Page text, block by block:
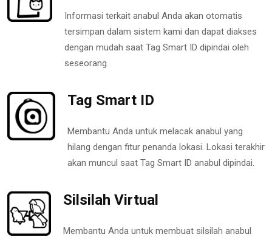
Informasi terkait anabul Anda akan otomatis
tersimpan dalam sistem kami dan dapat diakses
dengan mudah saat Tag Smart ID dipindai oleh
seseorang.
Tag Smart ID
Membantu Anda untuk melacak anabul yang
hilang dengan fitur penanda lokasi. Lokasi terakhir
akan muncul saat Tag Smart ID anabul dipindai.
Silsilah Virtual
Membantu Anda untuk membuat silsilah anabul